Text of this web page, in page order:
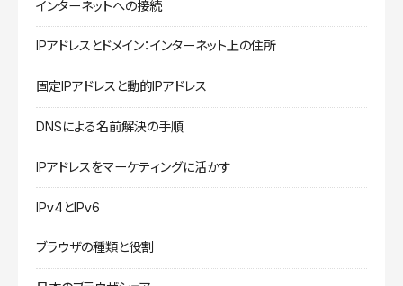
インターネットへの接続
IPアドレスとドメイン：インターネット上の住所
固定IPアドレスと動的IPアドレス
DNSによる名前解決の手順
IPアドレスをマーケティングに活かす
IPv4とIPv6
ブラウザの種類と役割